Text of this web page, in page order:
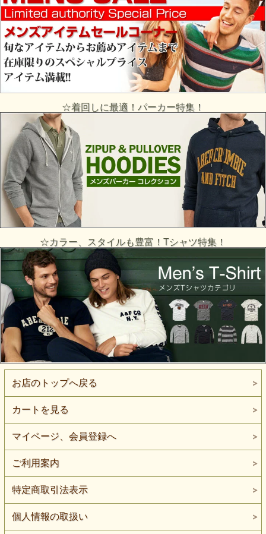
☆着回しに最適！パーカー特集！
☆カラー、スタイルも豊富！Tシャツ特集！
お店のトップへ戻る
カートを見る
マイページ、会員登録へ
ご利用案内
特定商取引法表示
個人情報の取扱い